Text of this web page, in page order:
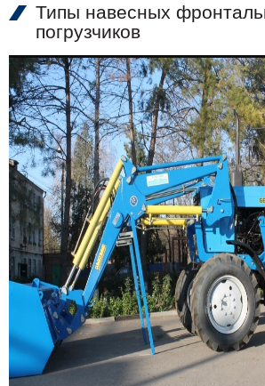
Типы навесных
погрузчиков